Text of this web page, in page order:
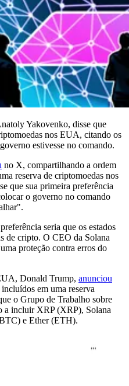
Yakovenko, disse que
nos EUA, citando os
estivesse no comando.
no X, compartilhando a ordem
reserva de criptomoedas nos
que sua primeira preferência
o governo no comando
seria que os estados
de cripto. O CEO da Solana
proteção contra erros do
Donald Trump, anunciou
incluídos em uma reserva
o Grupo de Trabalho sobre
a incluir XRP (XRP), Solana
e Ether (ETH).